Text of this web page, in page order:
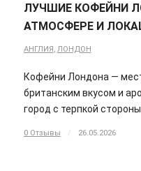
ЛУЧШИЕ КОФЕЙНИ
АТМОСФЕРЕ И
АНГЛИЯ, ЛОНДОН
Кофейни Лондона —
британским вкусом и
город с терпкой
0 Отзывы / 26.05.2026